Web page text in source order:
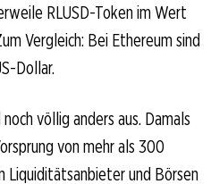
RLUSD-Token im Wert
Vergleich: Bei Ethereum sind
Dollar.
völlig anders aus. Damals
von mehr als 300
Liquiditätsanbieter und Börsen